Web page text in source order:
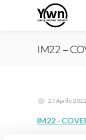
IM22 –
27 Aprile 2022
IM22 -